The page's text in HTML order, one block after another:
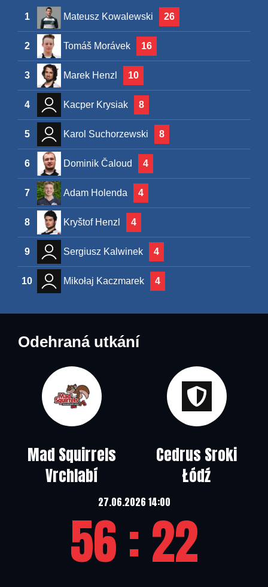
1 Mateusz Kowalewski 26
2 Tomáš Morávek 16
3 Marek Henzl 10
4 Kacper Krysiak 8
5 Karol Suchorzewski 8
6 Dominik Čaloud 4
7 Adam Holenda 4
8 Kryštof Henzl 4
9 Sergiusz Kalwinek 4
10 Mikołaj Kaczmarek 4
Odehraná utkání
Mad Squirrels
Vrchlabí
Cedrus Sroki
Łódź
27.06.2026 14:00
56 : 22